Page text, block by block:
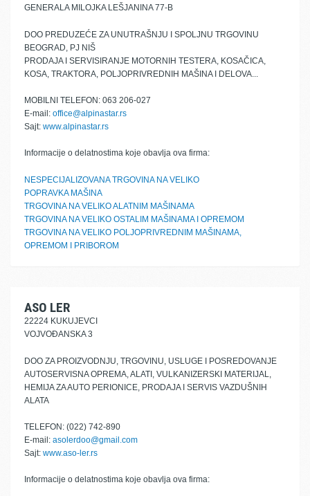
GENERALA MILOJKA LEŠJANINA 77-B
DOO PREDUZEĆE ZA UNUTRAŠNJU I SPOLJNU TRGOVINU
BEOGRAD, PJ NIŠ
PRODAJA I SERVISIRANJE MOTORNIH TESTERA, KOSAČICA,
KOSA, TRAKTORA, POLJOPRIVREDNIH MAŠINA I DELOVA...
MOBILNI TELEFON: 063 206-027
E-mail: office@alpinastar.rs
Sajt: www.alpinastar.rs
Informacije o delatnostima koje obavlja ova firma:
NESPECIJALIZOVANA TRGOVINA NA VELIKO
POPRAVKA MAŠINA
TRGOVINA NA VELIKO ALATNIM MAŠINAMA
TRGOVINA NA VELIKO OSTALIM MAŠINAMA I OPREMOM
TRGOVINA NA VELIKO POLJOPRIVREDNIM MAŠINAMA,
OPREMOM I PRIBOROM
ASO LER
22224 KUKUJEVCI
VOJVOĐANSKA 3
DOO ZA PROIZVODNJU, TRGOVINU, USLUGE I POSREDOVANJE
AUTOSERVISNA OPREMA, ALATI, VULKANIZERSKI MATERIJAL,
HEMIJA ZA AUTO PERIONICE, PRODAJA I SERVIS VAZDUŠNIH
ALATA
TELEFON: (022) 742-890
E-mail: asolerdoo@gmail.com
Sajt: www.aso-ler.rs
Informacije o delatnostima koje obavlja ova firma: